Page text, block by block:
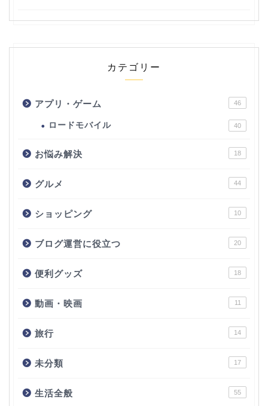
カテゴリー
アプリ・ゲーム 46
ロードモバイル 40
お悩み解決 18
グルメ 44
ショッピング 10
ブログ運営に役立つ 20
便利グッズ 18
動画・映画 11
旅行 14
未分類 17
生活全般 55